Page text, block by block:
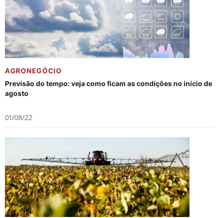
AGRONEGÓCIO
Previsão do tempo: veja como ficam as condições no início de
agosto
01/08/22